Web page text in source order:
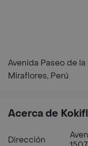
Avenida Paseo de
Miraflores, Perú
Acerca de
Dirección